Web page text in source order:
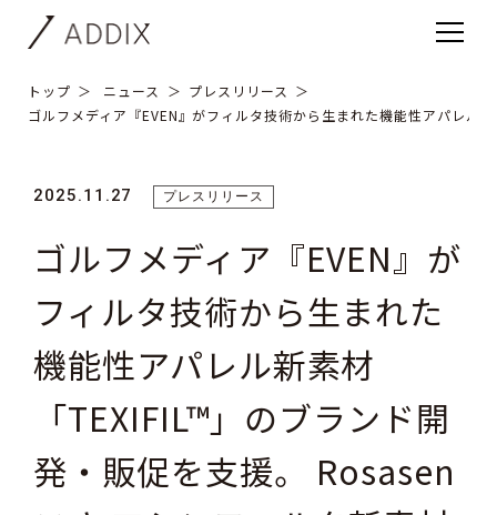
トップ ニュース
プレスリリース
ゴルフメディア『EVEN』がフィルタ技術から生まれた機能性アパレ
2025.11.27 プレスリリース
ゴルフメディア『EVEN』が
フィルタ技術から生まれた
機能性アパレル新素材
「TEXIFIL™」のブランド開
発・販促を支援。 Rosasen